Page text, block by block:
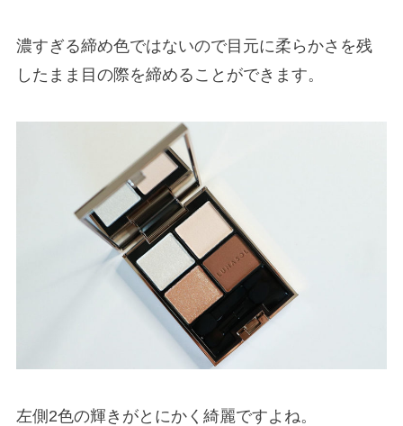
濃すぎる締め色ではないので目元に柔らかさを残
したまま目の際を締めることができます。
左側2色の輝きがとにかく綺麗ですよね。